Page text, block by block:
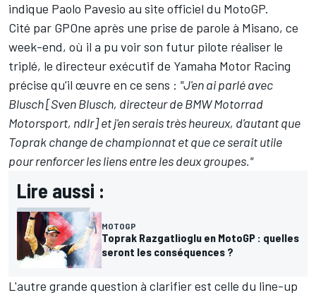
indique Paolo Pavesio au site officiel du MotoGP.
Cité par GPOne après une prise de parole à Misano, ce
week-end, où il a pu voir son futur pilote réaliser le
triplé, le directeur exécutif de Yamaha Motor Racing
précise qu'il œuvre en ce sens : "J'en ai parlé avec
Blusch [Sven Blusch, directeur de BMW Motorrad
Motorsport, ndlr] et j'en serais très heureux, d'autant que
Toprak change de championnat et que ce serait utile
pour renforcer les liens entre les deux groupes."
Lire aussi :
MOTOGP
Toprak Razgatlioglu en MotoGP : quelles
seront les conséquences ?
L'autre grande question à clarifier est celle du line-up